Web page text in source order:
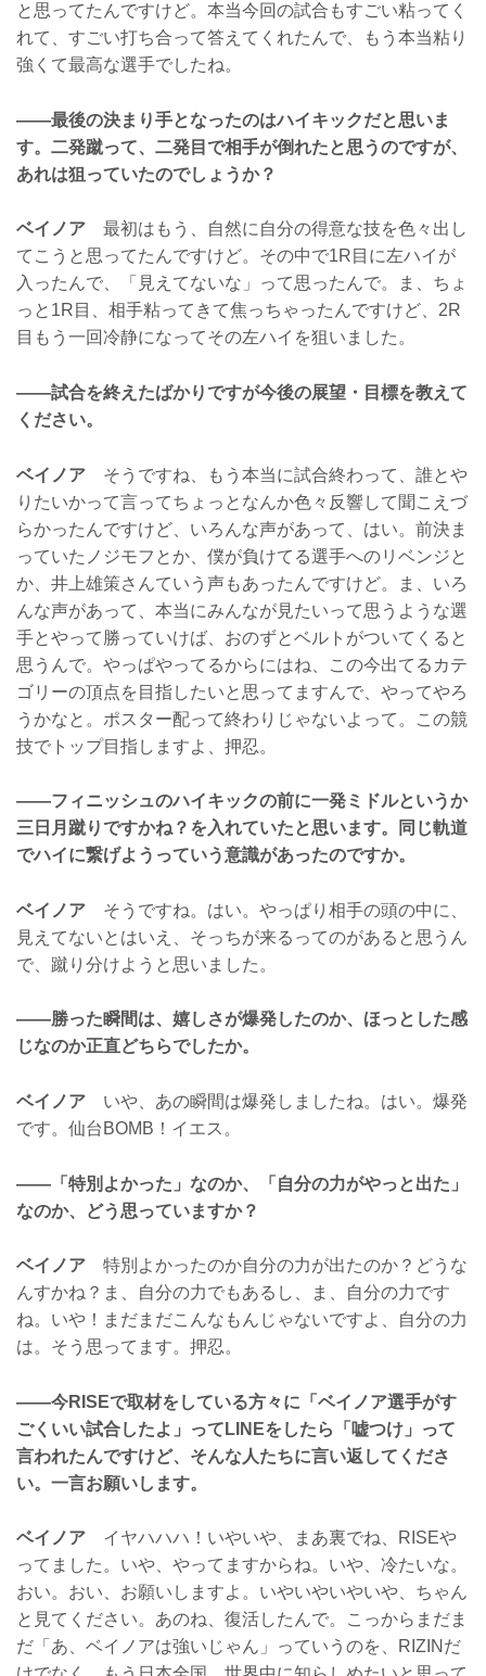
と思ってたんですけど。本当今回の試合もすごい粘ってく
れて、すごい打ち合って答えてくれたんで、もう本当粘り
強くて最高な選手でしたね。
——最後の決まり手となったのはハイキックだと思いま
す。二発蹴って、二発目で相手が倒れたと思うのですが、
あれは狙っていたのでしょうか？
ベイノア 最初はもう、自然に自分の得意な技を色々出し
てこうと思ってたんですけど。その中で1R目に左ハイが
入ったんで、「見えてないな」って思ったんで。ま、ちょ
っと1R目、相手粘ってきて焦っちゃったんですけど、2R
目もう一回冷静になってその左ハイを狙いました。
——試合を終えたばかりですが今後の展望・目標を教えて
ください。
ベイノア そうですね、もう本当に試合終わって、誰とや
りたいかって言ってちょっとなんか色々反響して聞こえづ
らかったんですけど、いろんな声があって、はい。前決ま
っていたノジモフとか、僕が負けてる選手へのリベンジと
か、井上雄策さんていう声もあったんですけど。ま、いろ
んな声があって、本当にみんなが見たいって思うような選
手とやって勝っていけば、おのずとベルトがついてくると
思うんで。やっぱやってるからにはね、この今出てるカテ
ゴリーの頂点を目指したいと思ってますんで、やってやろ
うかなと。ポスター配って終わりじゃないよって。この競
技でトップ目指しますよ、押忍。
——フィニッシュのハイキックの前に一発ミドルというか
三日月蹴りですかね？を入れていたと思います。同じ軌道
でハイに繋げようっていう意識があったのですか。
ベイノア そうですね。はい。やっぱり相手の頭の中に、
見えてないとはいえ、そっちが来るってのがあると思うん
で、蹴り分けようと思いました。
——勝った瞬間は、嬉しさが爆発したのか、ほっとした感
じなのか正直どちらでしたか。
ベイノア いや、あの瞬間は爆発しましたね。はい。爆発
です。仙台BOMB！イエス。
——「特別よかった」なのか、「自分の力がやっと出た」
なのか、どう思っていますか？
ベイノア 特別よかったのか自分の力が出たのか？どうな
んすかね？ま、自分の力でもあるし、ま、自分の力です
ね。いや！まだまだこんなもんじゃないですよ、自分の力
は。そう思ってます。押忍。
——今RISEで取材をしている方々に「ベイノア選手がす
ごくいい試合したよ」ってLINEをしたら「嘘つけ」って
言われたんですけど、そんな人たちに言い返してくださ
い。一言お願いします。
ベイノア イヤハハハ！いやいや、まあ裏でね、RISEや
ってました。いや、やってますからね。いや、冷たいな。
おい。おい、お願いしますよ。いやいやいやいや、ちゃん
と見てください。あのね、復活したんで。こっからまだま
だ「あ、ベイノアは強いじゃん」っていうのを、RIZINだ